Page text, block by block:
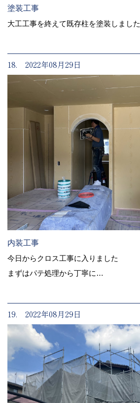
塗装工事
大工工事を終えて既存柱を塗装しました
18. 2022年08月29日
内装工事
今日からクロス工事に入りました
まずはパテ処理から丁寧に…
19. 2022年08月29日